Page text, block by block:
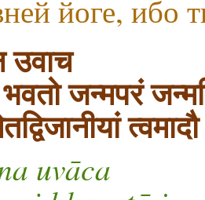
йоге, ибо
उवाच
जन्मपरं
uvāca